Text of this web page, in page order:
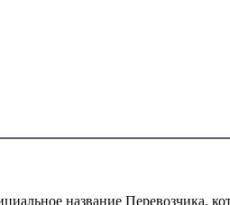
название Перевозчика,